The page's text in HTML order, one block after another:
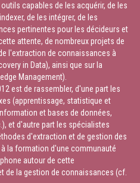
capables de les acquérir, de les
de les intégrer, de les
pertinentes pour les décideurs et
attente, de nombreux projets de
l'extraction de connaissances à
in Data), ainsi que sur la
Management).
est de rassembler, d'une part les
(apprentissage, statistique et
et bases de données,
et d'autre part les spécialistes
d'extraction et de gestion des
la formation d'une communauté
autour de cette
de la gestion de connaissances (cf.